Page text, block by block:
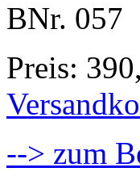
BNr. 057
Preis:
--> zum